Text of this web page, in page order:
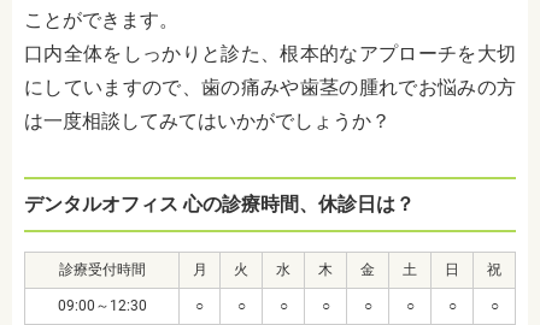
ことができます。
口内全体をしっかりと診た、根本的なアプローチを大切
にしていますので、歯の痛みや歯茎の腫れでお悩みの方
は一度相談してみてはいかがでしょうか？
デンタルオフィス 心の診療時間、休診日は？
診療受付時間 月 火 水 木 金 土 日 祝
09:00～12:30 ○ ○ ○ ○ ○ ○ ○ ○